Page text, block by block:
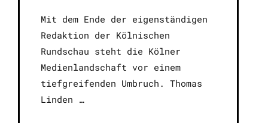
Mit dem Ende der eigenständigen
Redaktion der Kölnischen
Rundschau steht die Kölner
Medienlandschaft vor einem
tiefgreifenden Umbruch. Thomas
Linden